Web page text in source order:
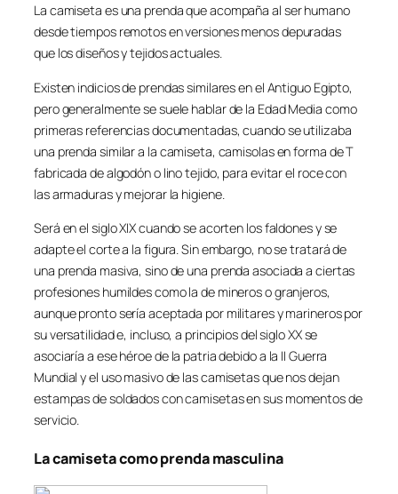
La camiseta es una prenda que acompaña al ser humano
desde tiempos remotos en versiones menos depuradas
que los diseños y tejidos actuales.
Existen indicios de prendas similares en el Antiguo Egipto,
pero generalmente se suele hablar de la Edad Media como
primeras referencias documentadas, cuando se utilizaba
una prenda similar a la camiseta, camisolas en forma de T
fabricada de algodón o lino tejido, para evitar el roce con
las armaduras y mejorar la higiene.
Será en el siglo XIX cuando se acorten los faldones y se
adapte el corte a la figura. Sin embargo, no se tratará de
una prenda masiva, sino de una prenda asociada a ciertas
profesiones humildes como la de mineros o granjeros,
aunque pronto sería aceptada por militares y marineros por
su versatilidad e, incluso, a principios del siglo XX se
asociaría a ese héroe de la patria debido a la II Guerra
Mundial y el uso masivo de las camisetas que nos dejan
estampas de soldados con camisetas en sus momentos de
servicio.
La camiseta como prenda masculina